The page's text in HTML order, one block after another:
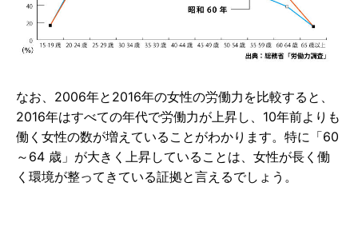
なお、2006年と2016年の女性の労働力を比較すると、
2016年はすべての年代で労働力が上昇し、10年前よりも
働く女性の数が増えていることがわかります。特に「60
～64 歳」が大きく上昇していることは、女性が長く働
く環境が整ってきている証拠と言えるでしょう。